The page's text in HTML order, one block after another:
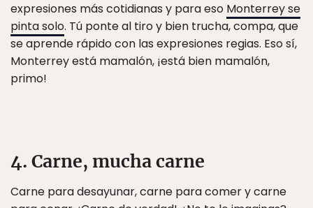
expresiones más cotidianas y para eso Monterrey se
pinta solo. Tú ponte al tiro y bien trucha, compa, que
se aprende rápido con las expresiones regias. Eso sí,
Monterrey está mamalón, ¡está bien mamalón,
primo!
4. Carne, mucha carne
Carne para desayunar, carne para comer y carne